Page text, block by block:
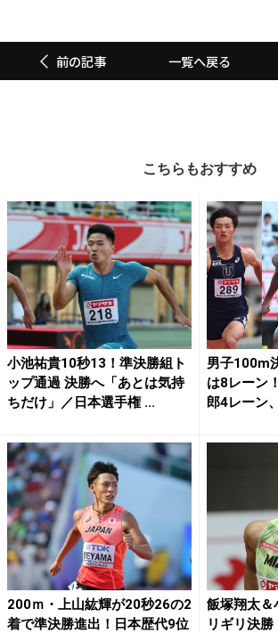
前の記事 一覧へ戻る
こちらもおすすめ
小池祐貴10秒13！準決勝組ト
ップ通過 決勝へ「あとは気持
ちだけ」／日本選手権 ...
男子100m
は8レーン
郎4レーン
200ｍ・上山紘輝が20秒26の2
着で準決勝進出！日本歴代9位
飯塚翔太
リギリ決